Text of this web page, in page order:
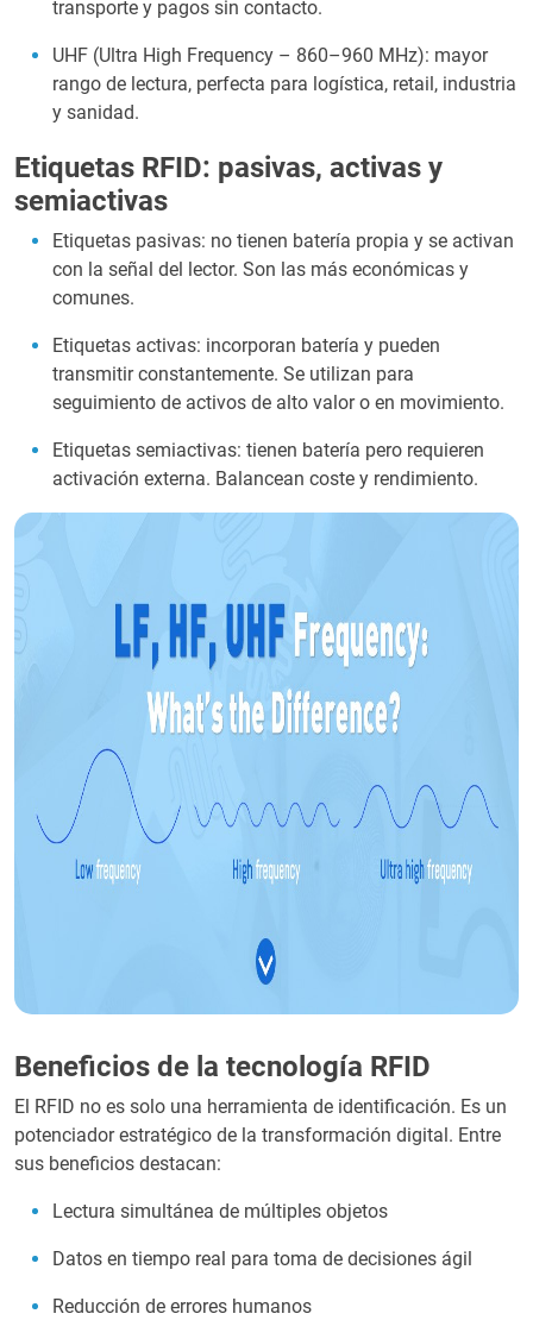
transporte y pagos sin contacto.
UHF (Ultra High Frequency – 860–960 MHz): mayor
rango de lectura, perfecta para logística, retail, industria
y sanidad.
Etiquetas RFID: pasivas, activas y
semiactivas
Etiquetas pasivas: no tienen batería propia y se activan
con la señal del lector. Son las más económicas y
comunes.
Etiquetas activas: incorporan batería y pueden
transmitir constantemente. Se utilizan para
seguimiento de activos de alto valor o en movimiento.
Etiquetas semiactivas: tienen batería pero requieren
activación externa. Balancean coste y rendimiento.
Beneficios de la tecnología RFID
El RFID no es solo una herramienta de identificación. Es un
potenciador estratégico de la transformación digital. Entre
sus beneficios destacan:
Lectura simultánea de múltiples objetos
Datos en tiempo real para toma de decisiones ágil
Reducción de errores humanos